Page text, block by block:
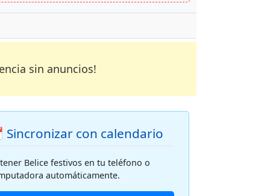
sin anuncios!
Sincronizar con calendario
Belice festivos en tu teléfono o
automáticamente.